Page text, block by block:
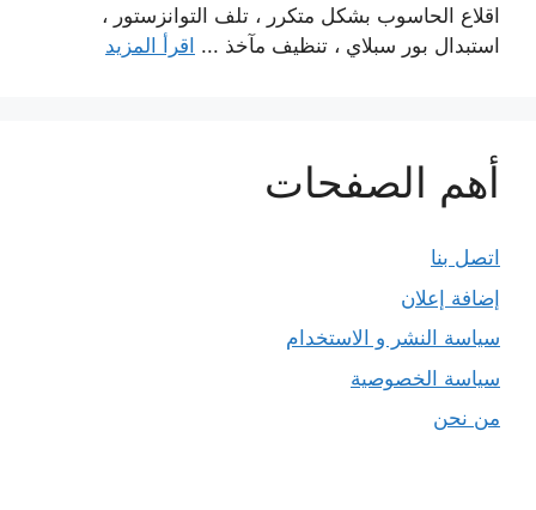
اقلاع الحاسوب بشكل متكرر ، تلف التوانزستور ،
استبدال بور سبلاي ، تنظيف مآخذ ... اقرأ المزيد
أهم الصفحات
اتصل بنا
إضافة إعلان
سياسة النشر و الاستخدام
سياسة الخصوصية
من نحن